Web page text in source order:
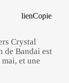
lienCopie
Crystal
de Bandai est
et une